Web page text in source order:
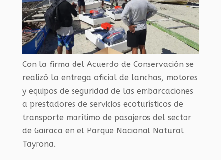
Con la firma del Acuerdo de Conservación se
realizó la entrega oficial de lanchas, motores
y equipos de seguridad de las embarcaciones
a prestadores de servicios ecoturísticos de
transporte marítimo de pasajeros del sector
de Gairaca en el Parque Nacional Natural
Tayrona.